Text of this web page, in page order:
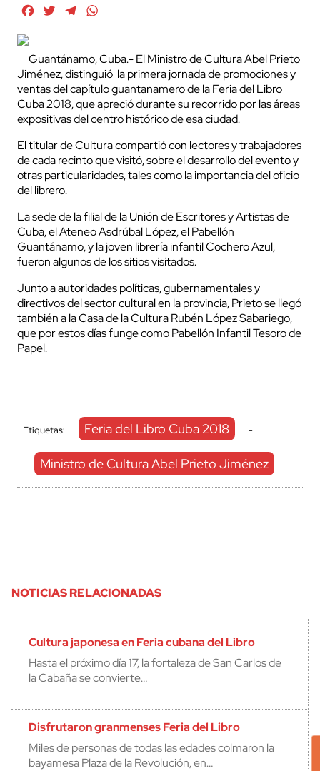
FacebookTwitterTelegram
Guantánamo, Cuba.- El Ministro de Cultura Abel Prieto
Jiménez, distinguió la primera jornada de promociones y
ventas del capítulo guantanamero de la Feria del Libro
Cuba 2018, que apreció durante su recorrido por las áreas
expositivas del centro histórico de esa ciudad.
El titular de Cultura compartió con lectores y trabajadores
de cada recinto que visitó, sobre el desarrollo del evento y
otras particularidades, tales como la importancia del oficio
del librero.
La sede de la filial de la Unión de Escritores y Artistas de
Cuba, el Ateneo Asdrúbal López, el Pabellón
Guantánamo, y la joven librería infantil Cochero Azul,
fueron algunos de los sitios visitados.
Junto a autoridades políticas, gubernamentales y
directivos del sector cultural en la provincia, Prieto se llegó
también a la Casa de la Cultura Rubén López Sabariego,
que por estos días funge como Pabellón Infantil Tesoro de
Papel.
Etiquetas: Feria del Libro Cuba 2018 -
Ministro de Cultura Abel Prieto Jiménez
NOTICIAS RELACIONADAS
Cultura japonesa en Feria cubana del Libro
Hasta el próximo día 17, la fortaleza de San Carlos de
la Cabaña se convierte…
Disfrutaron granmenses Feria del Libro
Miles de personas de todas las edades colmaron la
bayamesa Plaza de la Revolución, en…